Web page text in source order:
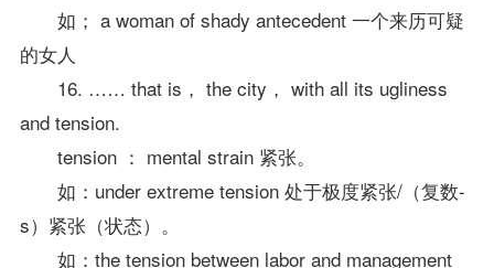
如； a woman of shady antecedent 一个来历可疑
的女人
16. …… that is， the city， with all its ugliness
and tension.
tension ： mental strain 紧张。
如：under extreme tension 处于极度紧张/（复数-
s）紧张（状态）。
如：the tension between labor and management